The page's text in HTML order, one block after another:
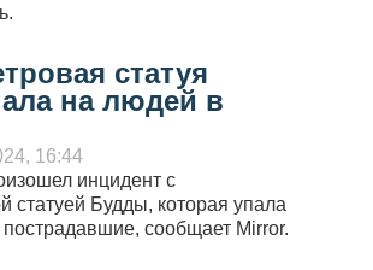
статуя
на людей в
16:44
инцидент с
статуей Будды, которая упала
сообщает Mirror.